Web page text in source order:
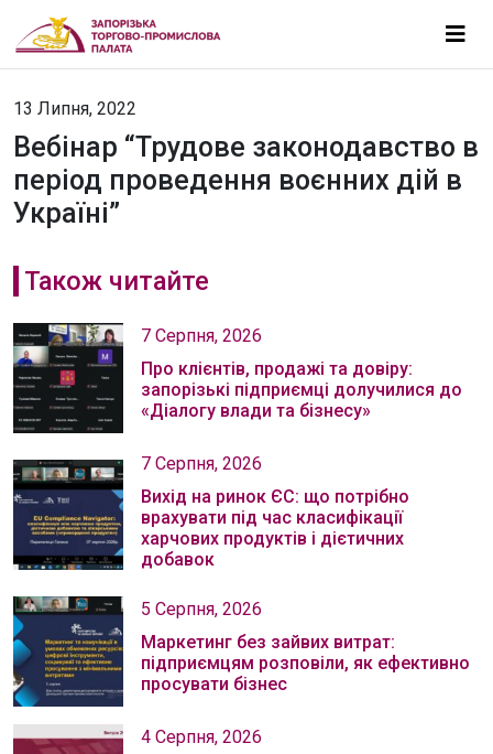
13 Липня, 2022
Вебінар “Трудове законодавство в
період проведення воєнних дій в
Україні”
Також читайте
7 Серпня, 2026
Про клієнтів, продажі та довіру:
запорізькі підприємці долучилися до
«Діалогу влади та бізнесу»
7 Серпня, 2026
Вихід на ринок ЄС: що потрібно
врахувати під час класифікації
харчових продуктів і дієтичних
добавок
5 Серпня, 2026
Маркетинг без зайвих витрат:
підприємцям розповіли, як ефективно
просувати бізнес
4 Серпня, 2026